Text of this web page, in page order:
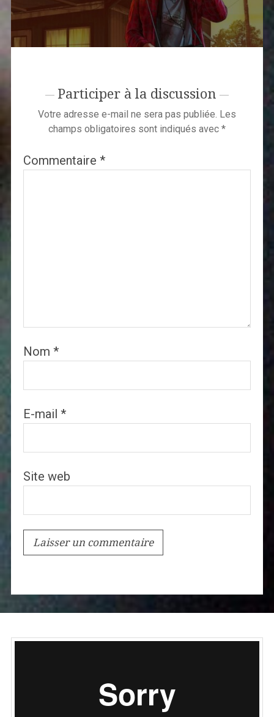
Participer à la discussion
Votre adresse e-mail ne sera pas publiée. Les
champs obligatoires sont indiqués avec *
Commentaire *
Nom *
E-mail *
Site web